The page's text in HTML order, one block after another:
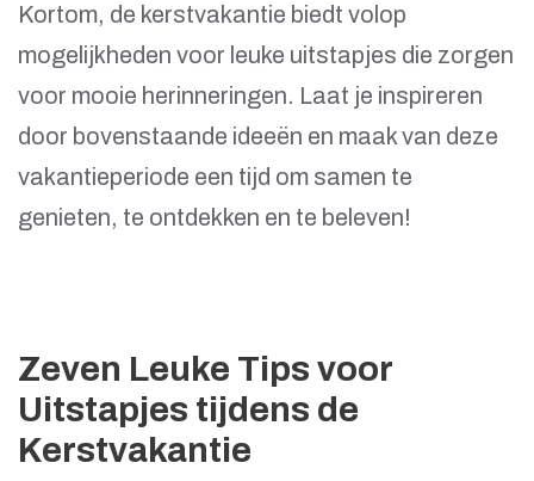
Kortom, de kerstvakantie biedt volop
mogelijkheden voor leuke uitstapjes die zorgen
voor mooie herinneringen. Laat je inspireren
door bovenstaande ideeën en maak van deze
vakantieperiode een tijd om samen te
genieten, te ontdekken en te beleven!
Zeven Leuke Tips voor
Uitstapjes tijdens de
Kerstvakantie